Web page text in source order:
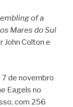
of a
Mares do Sul
John Colton e
de novembro
Eagels no
com 256